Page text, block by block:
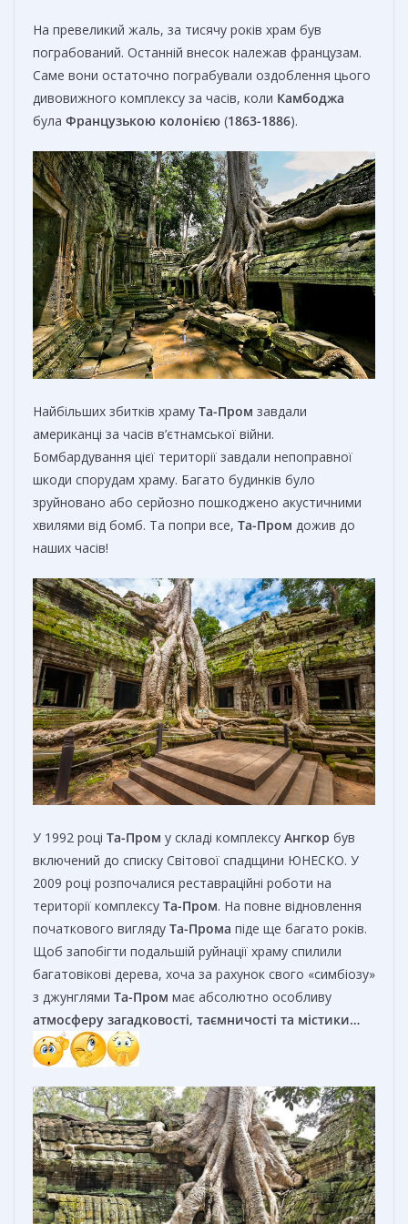
На превеликий жаль, за тисячу років храм був
пограбований. Останній внесок належав французам.
Саме вони остаточно пограбували оздоблення цього
дивовижного комплексу за часів, коли Камбоджа
була Французькою колонією (1863-1886).
Найбільших збитків храму Та-Пром завдали
американці за часів в’єтнамської війни.
Бомбардування цієї території завдали непоправної
шкоди спорудам храму. Багато будинків було
зруйновано або серйозно пошкоджено акустичними
хвилями від бомб. Та попри все, Та-Пром дожив до
наших часів!
У 1992 році Та-Пром у складі комплексу Ангкор був
включений до списку Світової спадщини ЮНЕСКО. У
2009 році розпочалися реставраційні роботи на
території комплексу Та-Пром. На повне відновлення
початкового вигляду Та-Прома піде ще багато років.
Щоб запобігти подальшій руйнації храму спилили
багатовікові дерева, хоча за рахунок свого «симбіозу»
з джунглями Та-Пром має абсолютно особливу
атмосферу загадковості, таємничості та містики…